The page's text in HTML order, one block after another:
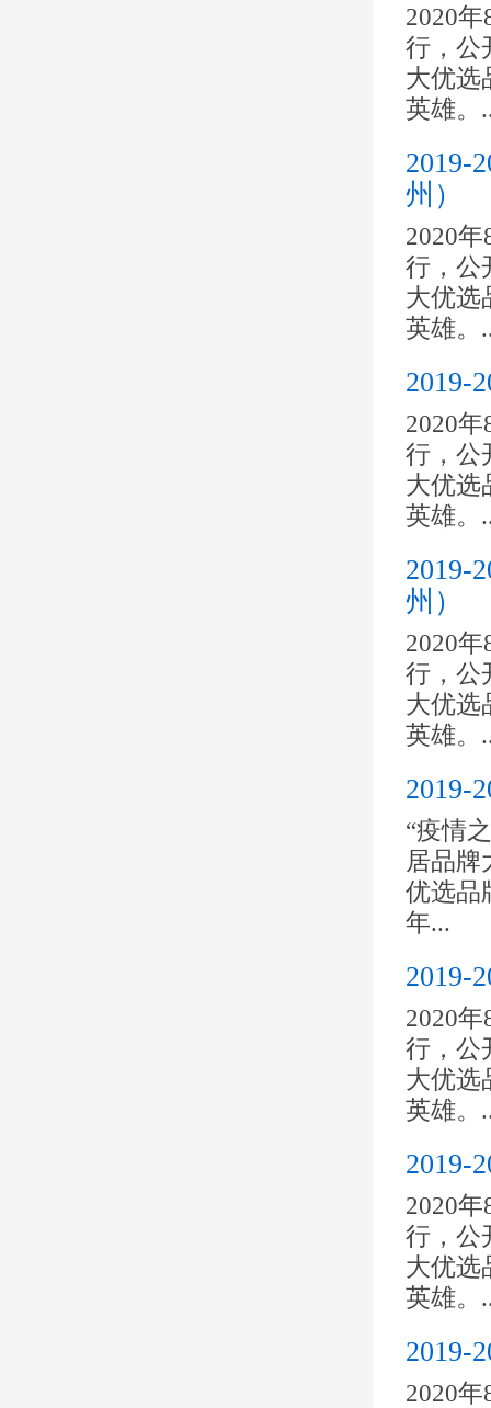
2020
行，公
大优选
英雄。
2019-
州）
2020
行，公
大优选
英雄。
2019-
2020
行，公
大优选
英雄。
2019-
州）
2020
行，公
大优选
英雄。
2019-
“疫情
居品牌
优选品
年...
2019-
2020
行，公
大优选
英雄。
2019-
2020
行，公
大优选
英雄。
2019-
2020